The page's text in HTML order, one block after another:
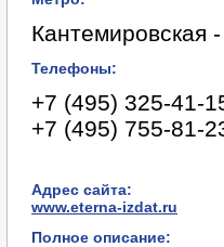
Кантемировская
Телефоны:
+7 (495) 325-41-
+7 (495) 755-81-
Адрес сайта:
www.eterna-izdat.ru
Полное описание: